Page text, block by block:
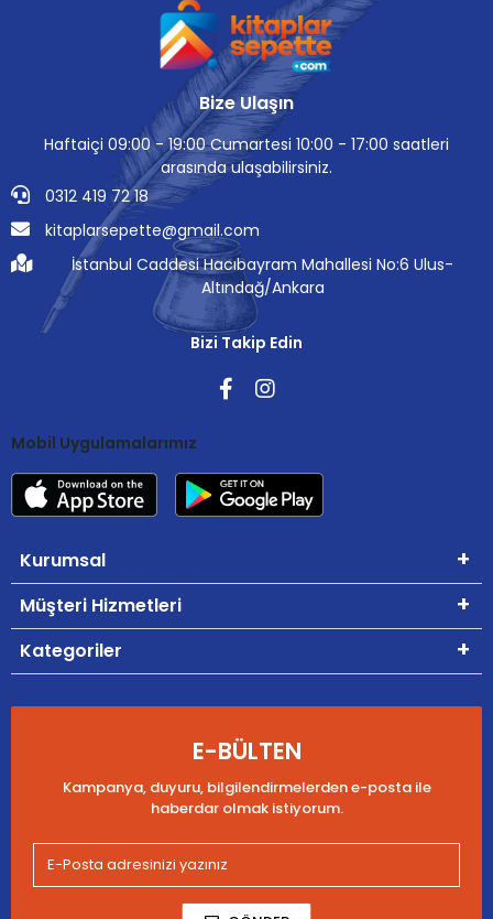
Bize Ulaşın
Haftaiçi 09:00 - 19:00 Cumartesi 10:00 - 17:00 saatleri
arasında ulaşabilirsiniz.
0312 419 72 18
kitaplarsepette@gmail.com
İstanbul Caddesi Hacıbayram Mahallesi No:6 Ulus-
Altındağ/Ankara
Bizi Takip Edin
Mobil Uygulamalarımız
Kurumsal
Müşteri Hizmetleri
Kategoriler
E-BÜLTEN
Kampanya, duyuru, bilgilendirmelerden e-posta ile
haberdar olmak istiyorum.